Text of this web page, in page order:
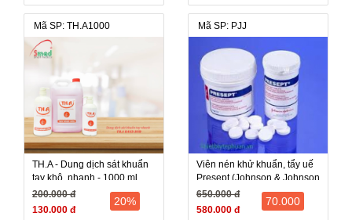
Mã SP: TH.A1000
TH.A - Dung dịch sát khuẩn
tay khô, nhanh - 1000 ml
200.000 đ
130.000 đ
20%
Mã SP: PJJ
Viên nén khử khuẩn, tẩy uế
Presept (Johnson & Johnson
Medical)
650.000 đ
580.000 đ
70.000